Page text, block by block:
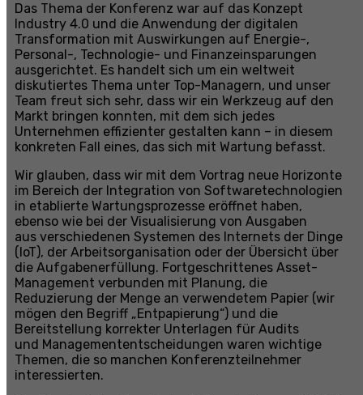
Das Thema der Konferenz war auf das Konzept
Industry 4.0 und die Anwendung der digitalen
Transformation mit Auswirkungen auf Energie-,
Personal-, Technologie- und Finanzeinsparungen
ausgerichtet. Es handelt sich um ein weltweit
diskutiertes Thema unter Top-Managern, und unser
Team freut sich sehr, dass wir ein Werkzeug auf den
Markt bringen konnten, mit dem sich jedes
Unternehmen effizienter gestalten kann – in diesem
konkreten Fall eines, das sich mit Wartung befasst.
Wir glauben, dass wir mit dem Vortrag neue Horizonte
im Bereich der Integration von Softwaretechnologien
in etablierte Wartungsprozesse eröffnet haben,
ebenso wie bei der Visualisierung von Ausgaben
aus verschiedenen Systemen des Internets der Dinge
(IoT), der Arbeitsorganisation oder der Übersicht über
die Aufgabenerfüllung. Fortgeschrittenes Asset-
Management verbunden mit Planung, die
Reduzierung der Menge an verwendetem Papier (wir
mögen den Begriff „Entpapierung“) und die
Bereitstellung korrekter Unterlagen für Audits
und Managemententscheidungen waren wichtige
Themen, die so manchen Konferenzteilnehmer
interessierten.